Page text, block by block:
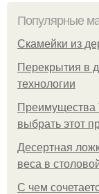
Популярные
Скамейки из
Перекрытия в
технологии
Преимущества
выбрать этот
Десертная
веса в
С чем